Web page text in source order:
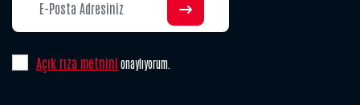
Açık rıza metnini onaylıyorum.